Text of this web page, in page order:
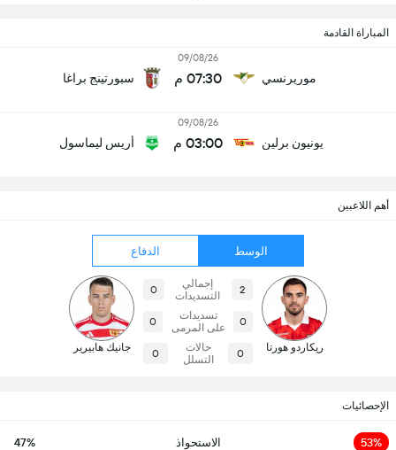
المباراة القادمة
موريرنسي
09/08/26
07:30 م سبورتينج براغا
يونيون برلين
09/08/26
03:00 م أريس ليماسول
أهم اللاعبين
الوسط الدفاع
ريكاردو هورتا
2
إجمالي
التسديدات
0
0
تسديدات
على المرمى
0
0
حالات
التسلل
0 جانيك هابيرير
الإحصائيات
53% الاستحواذ 47%